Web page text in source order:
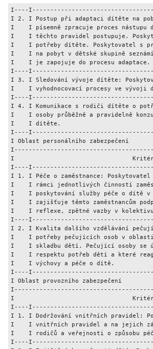
I----
I 2. I Postup při adaptaci dítěte na
I    I písemně zpracuje proces
I    I těchto pravidel postupuje.
I    I potřeby dítěte. Poskytovatel s
I    I na pobyt v dětské skupině
I    I je zapojuje do procesu
I----
I 3. I Sledování vývoje dítěte:
I    I vyhodnocovací procesy ve
I----
I 4. I Komunikace s rodiči dítěte o
I    I osoby průběžně a pravidelně
I    I dítěte.
I----
I Oblast personálního
I
I----
I 1. I Péče o zaměstnance:
I    I rámci jednotlivých činností
I    I poskytování služby péče o dítě
I    I zajišťuje těmto zaměstnancům
I    I reflexe, zpětné vazby v
I----
I 2. I Kvalita dalšího vzdělávání
I    I potřeby pečujících osob v
I    I skladbu dětí. Pečující osoby se
I    I respektu potřeb dětí a které
I    I výchovy a péče o dítě.
I----
I Oblast provozního
I
I----
I 1. I Dodržování vnitřních pravidel:
I    I vnitřních pravidel a na jejich
I    I rodičů a veřejnosti o
I----